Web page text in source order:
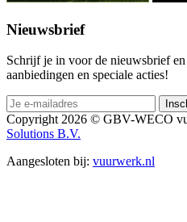
Nieuwsbrief
Schrijf je in voor de nieuwsbrief en
aanbiedingen en speciale acties!
Copyright 2026 © GBV-WECO
Solutions B.V.
Aangesloten bij: vuurwerk.nl